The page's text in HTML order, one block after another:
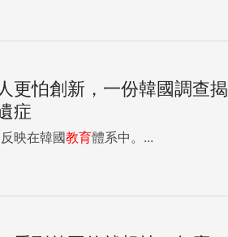
更怕創新，一份韓國調查揭
症
映在韓國教育體系中。...